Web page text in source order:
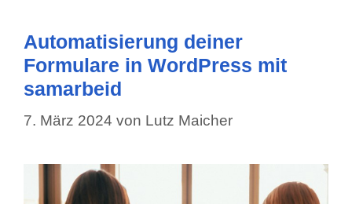
Automatisierung deiner
Formulare in WordPress mit
samarbeid
7. März 2024 von Lutz Maicher